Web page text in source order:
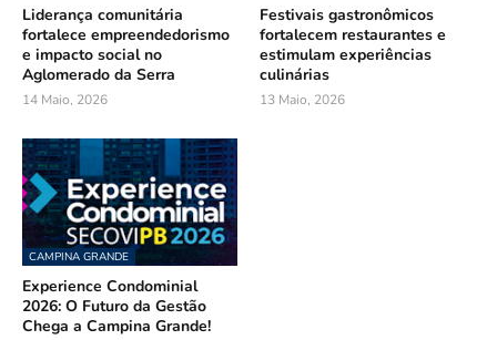
Liderança comunitária
fortalece empreendedorismo
e impacto social no
Aglomerado da Serra
14 Maio, 2026
Festivais gastronômicos
fortalecem restaurantes e
estimulam experiências
culinárias
13 Maio, 2026
CAMPINA GRANDE
Experience Condominial
2026: O Futuro da Gestão
Chega a Campina Grande!